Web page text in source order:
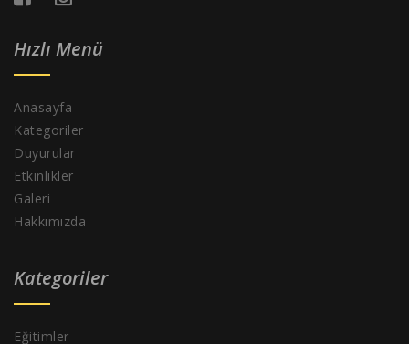
Hızlı Menü
Anasayfa
Kategoriler
Duyurular
Etkinlikler
Galeri
Hakkımızda
Kategoriler
Eğitimler